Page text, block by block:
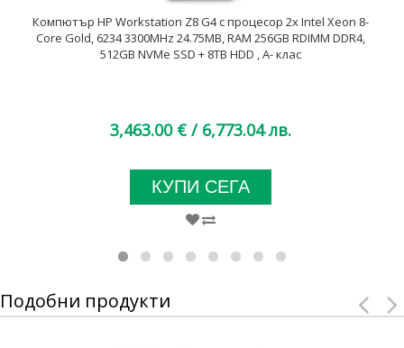
Компютър HP Workstation Z8 G4 с процесор 2x Intel Xeon 8-
Core Gold, 6234 3300MHz 24.75MB, RAM 256GB RDIMM DDR4,
512GB NVMe SSD + 8TB HDD , A- клас
3,463.00 € / 6,773.04 лв.
КУПИ СЕГА
Подобни продукти